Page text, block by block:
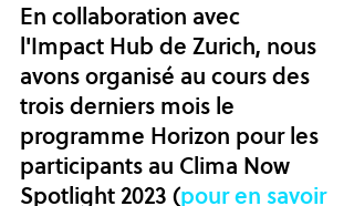
En collaboration avec
l'Impact Hub de Zurich, nous
avons organisé au cours des
trois derniers mois le
programme Horizon pour les
participants au Clima Now
Spotlight 2023 (pour en savoir